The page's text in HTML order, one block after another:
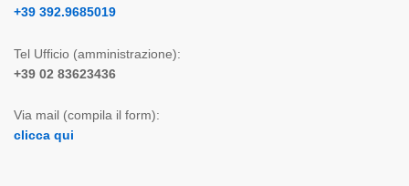
+39 392.9685019
Tel Ufficio (amministrazione):
+39 02 83623436
Via mail (compila il form):
clicca qui